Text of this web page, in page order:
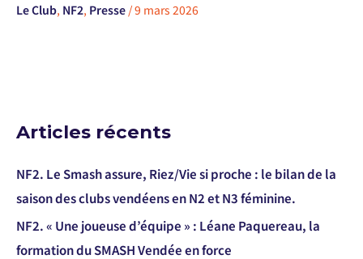
Le Club, NF2, Presse /9 mars 2026
Articles récents
NF2. Le Smash assure, Riez/Vie si proche : le bilan de la
saison des clubs vendéens en N2 et N3 féminine.
NF2. « Une joueuse d’équipe » : Léane Paquereau, la
formation du SMASH Vendée en force